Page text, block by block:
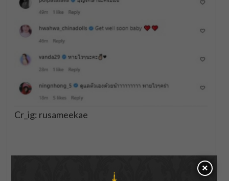
Cr_ig: rusameekae
×